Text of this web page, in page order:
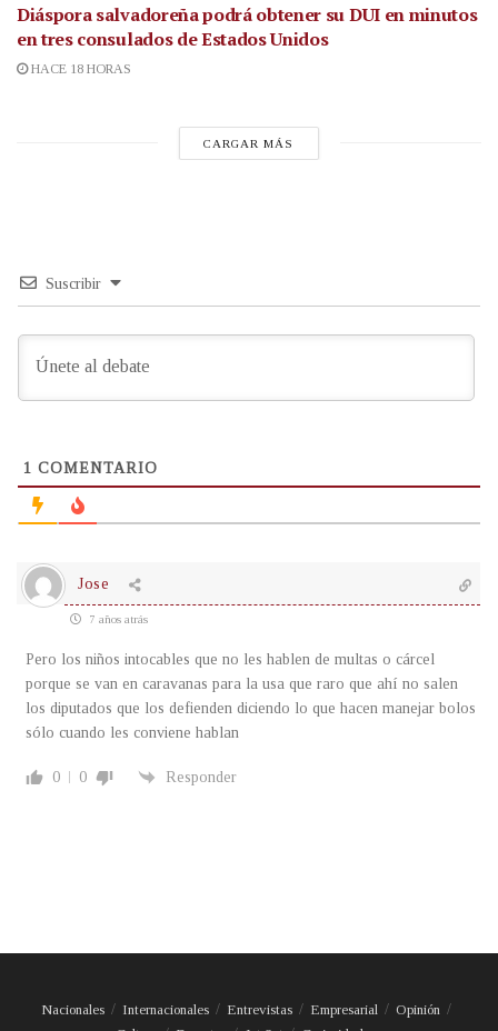
Diáspora salvadoreña podrá obtener su DUI en minutos
en tres consulados de Estados Unidos
HACE 18 HORAS
CARGAR MÁS
Suscribir
1 COMENTARIO
Jose
7 años atrás
Pero los niños intocables que no les hablen de multas o cárcel
porque se van en caravanas para la usa que raro que ahí no salen
los diputados que los defienden diciendo lo que hacen manejar bolos
sólo cuando les conviene hablan
0 0 Responder
Nacionales Internacionales Entrevistas Empresarial
Opinión